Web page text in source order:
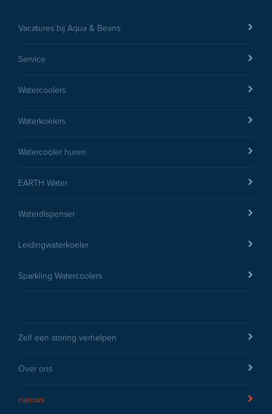
Vacatures bij Aqua & Beans
Service
Watercoolers
Waterkoelers
Watercooler huren
EARTH Water
Waterdispenser
Leidingwaterkoeler
Sparkling Watercoolers
Zelf een storing verhelpen
Over ons
nieuws